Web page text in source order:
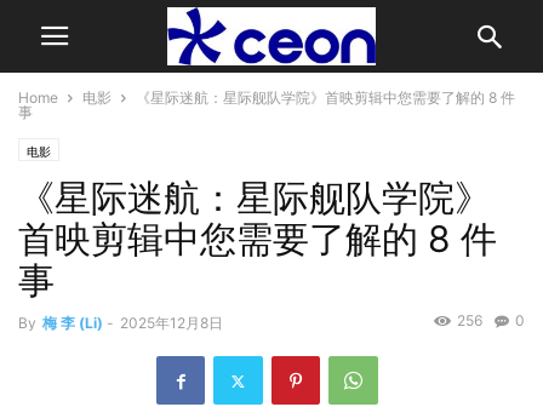
Home 电影
《星际迷航：星际舰队学院》首映剪辑中您需要了解的 8 件
事
电影
《星际迷航：星际舰队学院》
首映剪辑中您需要了解的 8 件
事
By 梅 李 (Li) - 2025年12月8日 0
256